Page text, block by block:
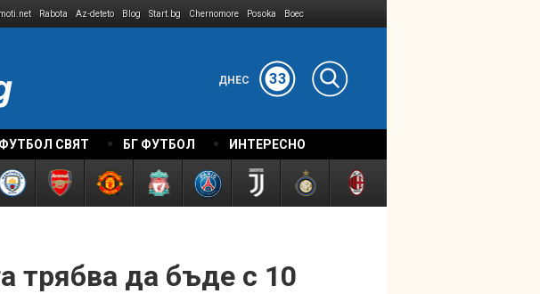
Rabota Az-deteto Blog Start.bg Chernomore Posoka Boec
ДНЕС 33
ФУТБОЛ СВЯТ БГ ФУТБОЛ ИНТЕРЕСНО
трябва да бъде с 10